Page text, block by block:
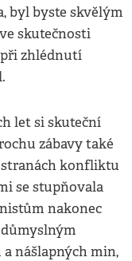
byl byste skvělým
skutečnosti
při zhlédnutí
let si skuteční
zábavy také
stranách konfliktu
se stupňovala
nakonec
nášlapných min,